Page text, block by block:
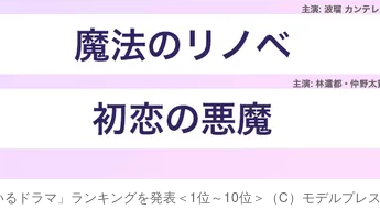
ドラマ」ランキングを発表＜1位～10位＞（C）モデルプレス